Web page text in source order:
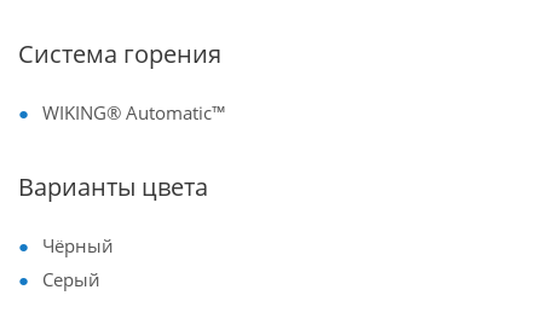
Система горения
WIKING® Automatic™
Варианты цвета
Чёрный
Серый